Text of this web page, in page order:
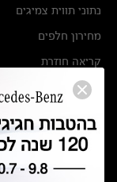
נתוני תווית צמיגים
מחירון חלפים
קריאה חוזרת
הודעה על הטבות לרכבי
תקנון ימי מכירות 120 לכלמוביל